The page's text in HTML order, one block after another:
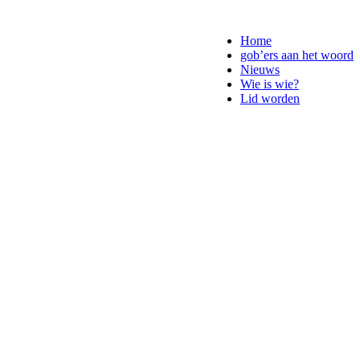
Home
gob’ers aan het woord
Nieuws
Wie is wie?
Lid worden